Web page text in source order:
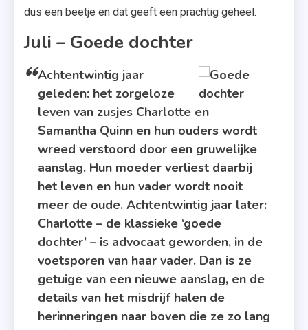
dus een beetje en dat geeft een prachtig geheel.
Juli – Goede dochter
Achtentwintig jaar
geleden: het zorgeloze
leven van zusjes Charlotte en
Samantha Quinn en hun ouders wordt
wreed verstoord door een gruwelijke
aanslag. Hun moeder verliest daarbij
het leven en hun vader wordt nooit
meer de oude. Achtentwintig jaar later:
Charlotte – de klassieke ‘goede
dochter’ – is advocaat geworden, in de
voetsporen van haar vader. Dan is ze
getuige van een nieuwe aanslag, en de
details van het misdrijf halen de
herinneringen naar boven die ze zo lang